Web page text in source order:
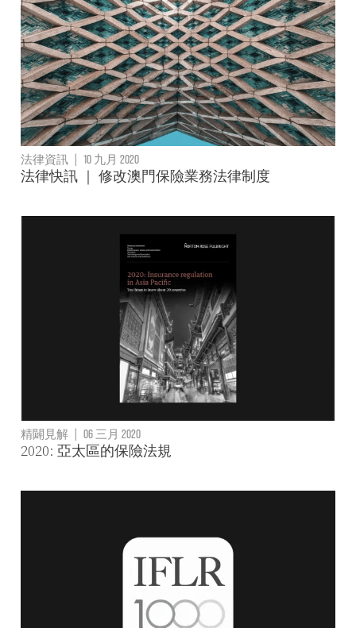
法律資訊 | 10 九月 2020
法律快訊 ｜ 修改澳門保險業務法律制度
精闢見解 | 06 三月 2020
2020: 亞太區的保險法規